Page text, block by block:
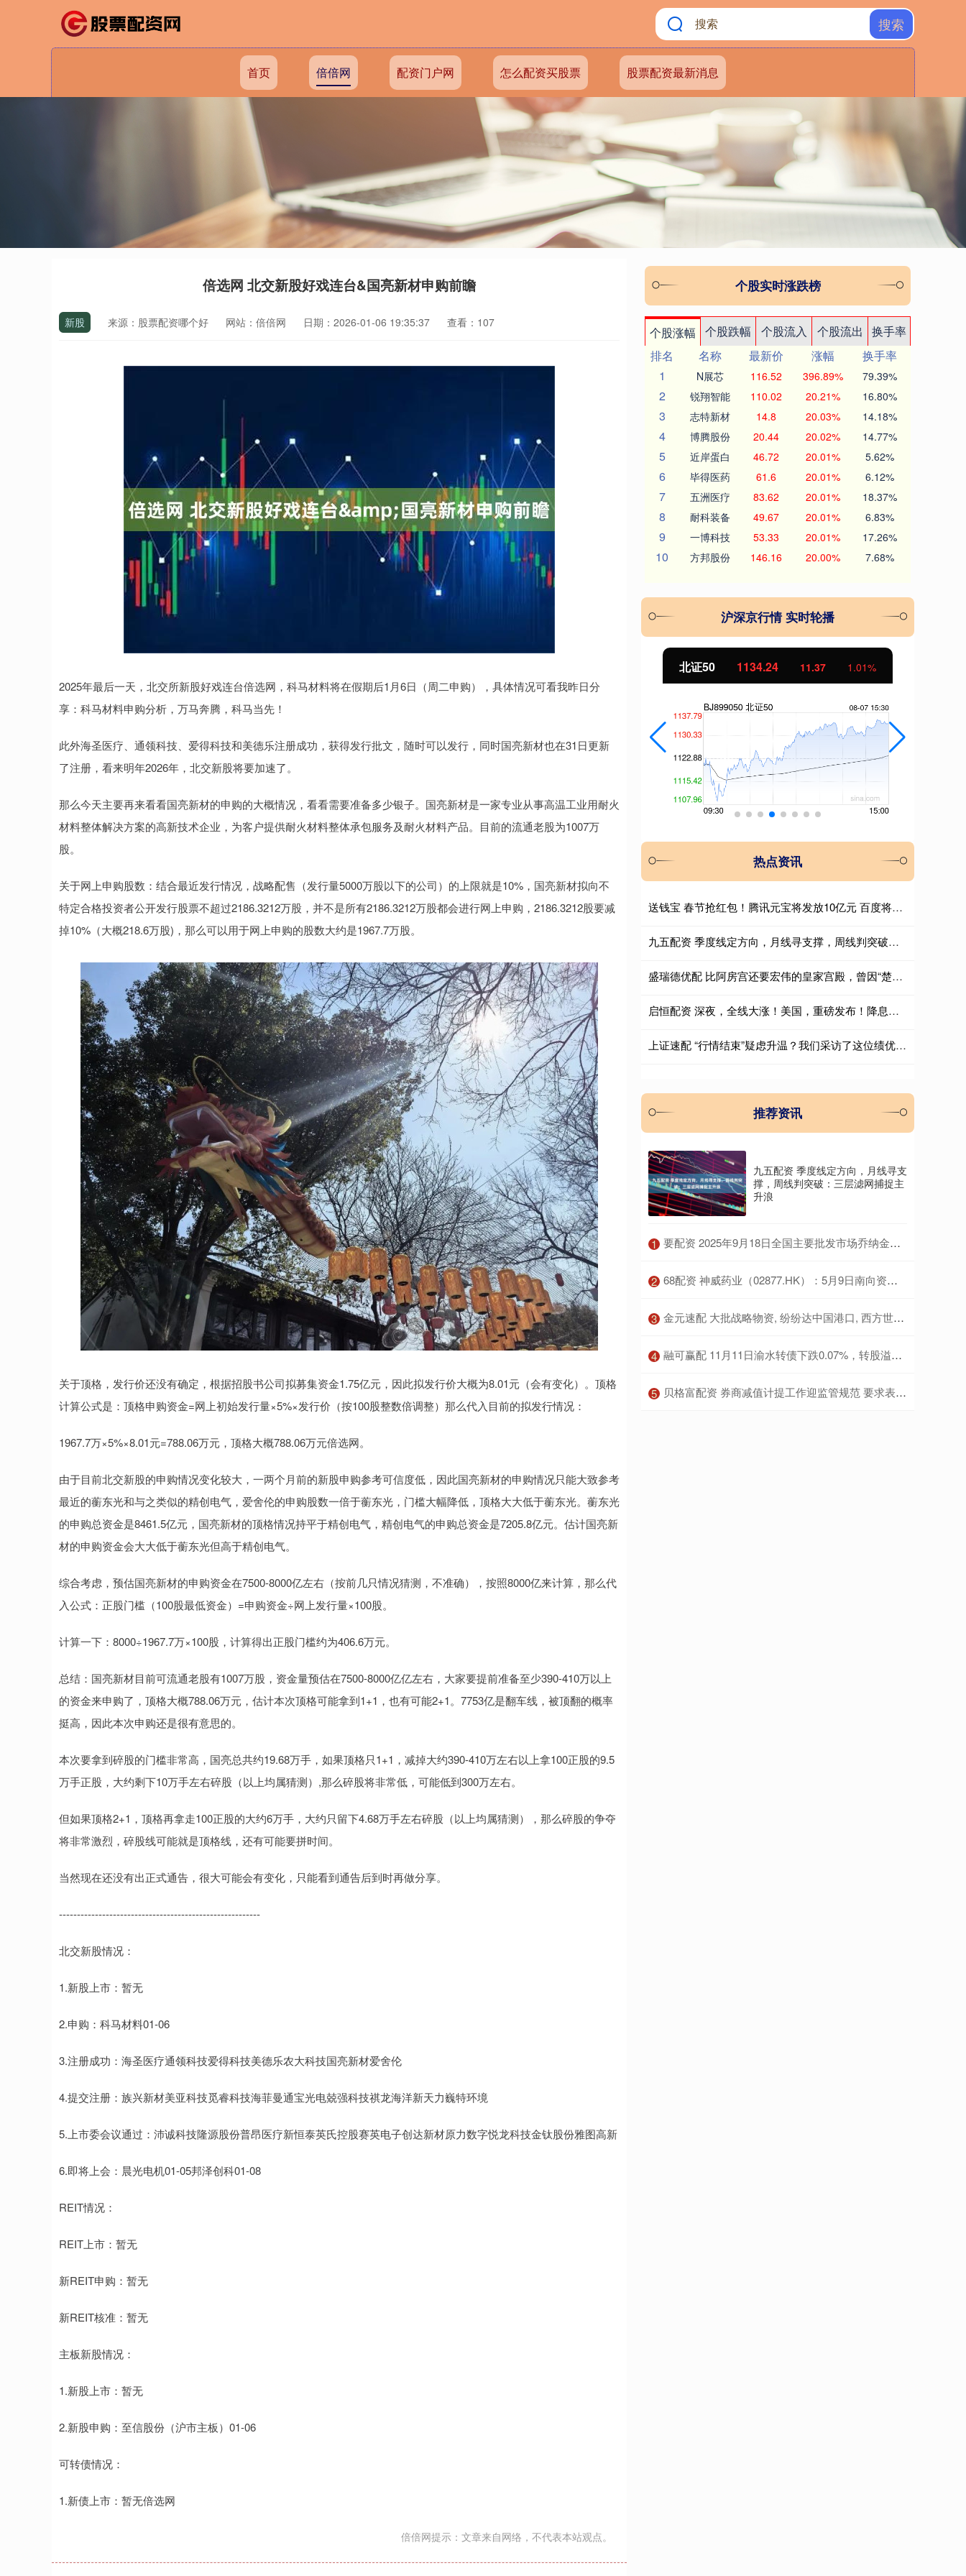
搜索
首页 倍倍网 配资门户网 怎么配资买股票 股票配资最新消息
倍选网 北交新股好戏连台&国亮新材申购前瞻
新股 来源：股票配资哪个好 网站：倍倍网 日期：2026-01-06 19:35:37 查看：107
2025年最后一天，北交所新股好戏连台倍选网，科马材料将在假期后1月6日（周二申购），具体情况可看我昨日分
享：科马材料申购分析，万马奔腾，科马当先！
此外海圣医疗、通领科技、爱得科技和美德乐注册成功，获得发行批文，随时可以发行，同时国亮新材也在31日更新
了注册，看来明年2026年，北交新股将要加速了。
那么今天主要再来看看国亮新材的申购的大概情况，看看需要准备多少银子。国亮新材是一家专业从事高温工业用耐火
材料整体解决方案的高新技术企业，为客户提供耐火材料整体承包服务及耐火材料产品。目前的流通老股为1007万
股。
关于网上申购股数：结合最近发行情况，战略配售（发行量5000万股以下的公司）的上限就是10%，国亮新材拟向不
特定合格投资者公开发行股票不超过2186.3212万股，并不是所有2186.3212万股都会进行网上申购，2186.3212股要减
掉10%（大概218.6万股)，那么可以用于网上申购的股数大约是1967.7万股。
关于顶格，发行价还没有确定，根据招股书公司拟募集资金1.75亿元，因此拟发行价大概为8.01元（会有变化）。顶格
计算公式是：顶格申购资金=网上初始发行量×5%×发行价（按100股整数倍调整）那么代入目前的拟发行情况：
1967.7万×5%×8.01元=788.06万元，顶格大概788.06万元倍选网。
由于目前北交新股的申购情况变化较大，一两个月前的新股申购参考可信度低，因此国亮新材的申购情况只能大致参考
最近的蘅东光和与之类似的精创电气，爱舍伦的申购股数一倍于蘅东光，门槛大幅降低，顶格大大低于蘅东光。蘅东光
的申购总资金是8461.5亿元，国亮新材的顶格情况持平于精创电气，精创电气的申购总资金是7205.8亿元。估计国亮新
材的申购资金会大大低于蘅东光但高于精创电气。
综合考虑，预估国亮新材的申购资金在7500-8000亿左右（按前几只情况猜测，不准确），按照8000亿来计算，那么代
入公式：正股门槛（100股最低资金）=申购资金÷网上发行量×100股。
计算一下：8000÷1967.7万×100股，计算得出正股门槛约为406.6万元。
总结：国亮新材目前可流通老股有1007万股，资金量预估在7500-8000亿亿左右，大家要提前准备至少390-410万以上
的资金来申购了，顶格大概788.06万元，估计本次顶格可能拿到1+1，也有可能2+1。7753亿是翻车线，被顶翻的概率
挺高，因此本次申购还是很有意思的。
本次要拿到碎股的门槛非常高，国亮总共约19.68万手，如果顶格只1+1，减掉大约390-410万左右以上拿100正股的9.5
万手正股，大约剩下10万手左右碎股（以上均属猜测）,那么碎股将非常低，可能低到300万左右。
但如果顶格2+1，顶格再拿走100正股的大约6万手，大约只留下4.68万手左右碎股（以上均属猜测），那么碎股的争夺
将非常激烈，碎股线可能就是顶格线，还有可能要拼时间。
当然现在还没有出正式通告，很大可能会有变化，只能看到通告后到时再做分享。
--------------------------------------------------------
北交新股情况：
1.新股上市：暂无
2.申购：科马材料01-06
3.注册成功：海圣医疗通领科技爱得科技美德乐农大科技国亮新材爱舍伦
4.提交注册：族兴新材美亚科技觅睿科技海菲曼通宝光电兢强科技祺龙海洋新天力巍特环境
5.上市委会议通过：沛诚科技隆源股份普昂医疗新恒泰英氏控股赛英电子创达新材原力数字悦龙科技金钛股份雅图高新
6.即将上会：晨光电机01-05邦泽创科01-08
REIT情况：
REIT上市：暂无
新REIT申购：暂无
新REIT核准：暂无
主板新股情况：
1.新股上市：暂无
2.新股申购：至信股份（沪市主板）01-06
可转债情况：
1.新债上市：暂无倍选网
倍倍网提示：文章来自网络，不代表本站观点。
个股实时涨跌榜
个股涨幅 个股跌幅 个股流入 个股流出
换手率
排名
名称 最新价 涨幅
换手率
1
N展芯 116.52 396.89% 79.39%
2 锐翔智能 110.02 20.21% 16.80%
3 志特新材 14.8 20.03% 14.18%
4 博腾股份 20.44 20.02% 14.77%
5 近岸蛋白 46.72 20.01% 5.62%
6 毕得医药 61.6 20.01% 6.12%
7 五洲医疗 83.62 20.01% 18.37%
8 耐科装备 49.67 20.01% 6.83%
9 一博科技 53.33 20.01% 17.26%
10 方邦股份 146.16 20.00% 7.68%
沪深京行情 实时轮播
北证50 1134.24 11.37 1.01%
热点资讯
送钱宝 春节抢红包！腾讯元宝将发放10亿元 百度将发放5亿元
九五配资 季度线定方向，月线寻支撑，周线判突破：三层滤网捕捉主升浪
盛瑞德优配 比阿房宫还要宏伟的皇家宫殿，曾因“楚王好细腰”而闻名于世
启恒配资 深夜，全线大涨！美国，重磅发布！降息大消息
上证速配 “行情结束”疑虑升温？我们采访了这位绩优基金经理
推荐资讯
九五配资 季度线定方向，月线寻支
撑，周线判突破：三层滤网捕捉主
升浪
1 ​要配资 2025年9月18日全国主要批发市场乔纳金苹果价格行情
2 ​68配资 神威药业（02877.HK）：5月9日南向资金减持5万股
3 ​金元速配 大批战略物资, 纷纷达中国港口, 西方世界嗅到了“不寻常”的味道
4 ​融可赢配 11月11日渝水转债下跌0.07%，转股溢价率26.59%
5 ​贝格富配资 券商减值计提工作迎监管规范 要求表内外金融工具全覆盖